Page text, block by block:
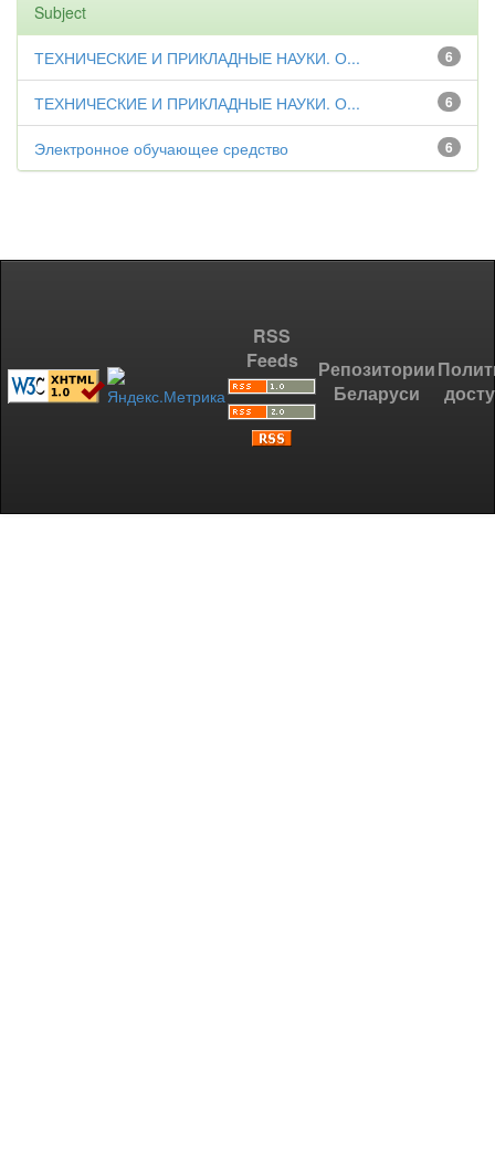
Subject
6
ТЕХНИЧЕСКИЕ И ПРИКЛАДНЫЕ НАУКИ. О...
6
ТЕХНИЧЕСКИЕ И ПРИКЛАДНЫЕ НАУКИ. О...
6
Электронное обучающее средство
RSS
Feeds
Репозитории
Беларуси